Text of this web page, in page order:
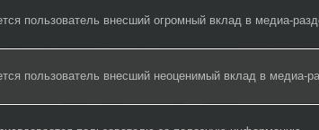
пользователь внесший огромный вклад в медиа-
пользователь внесший неоценимый вклад в медиа-